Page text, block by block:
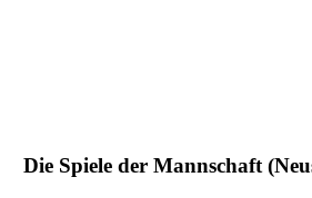
Die Spiele der Mannschaft